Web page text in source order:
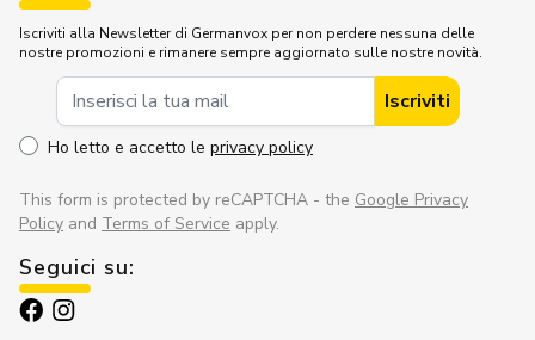
Iscriviti alla Newsletter di Germanvox per non perdere nessuna delle
nostre promozioni e rimanere sempre aggiornato sulle nostre novità.
Iscriviti
Ho letto e accetto le privacy policy
This form is protected by reCAPTCHA - the Google Privacy
Policy and Terms of Service apply.
Seguici su: